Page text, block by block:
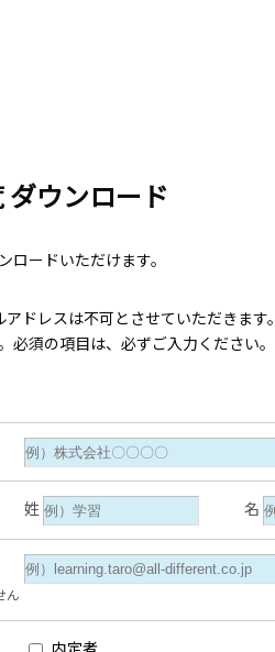
ダウンロード
ロードいただけます。
ドレスは不可とさせていただきます。
須の項目は、必ずご入力ください。